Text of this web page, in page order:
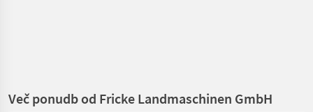
Več ponudb od Fricke Landmaschinen GmbH